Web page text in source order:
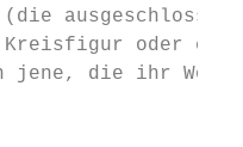
(die
oder eine
jene, die ihr